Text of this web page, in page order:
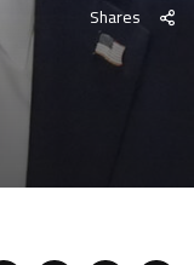
Shares